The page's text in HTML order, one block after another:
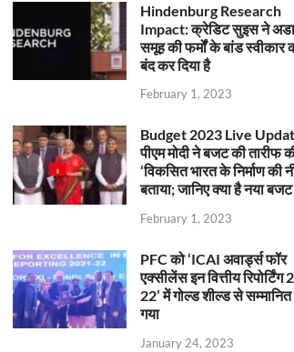
Hindenburg Research
Impact: क्रेडिट सुइस ने
समूह की फर्मों के बांड स्वीकार
बंद कर दिया है
February 1, 2023
Budget 2023 Live
पीएम मोदी ने बजट की तारीफ
‘विकसित भारत के निर्माण की
बताया; जानिए क्या है नया बजट
February 1, 2023
PFC को ‘ICAI अवार्ड्स फॉर
एक्सीलेंस इन वित्तीय रिपोर्टिंग
22’ में गोल्ड शील्ड से सम्मानित
गया
January 24, 2023